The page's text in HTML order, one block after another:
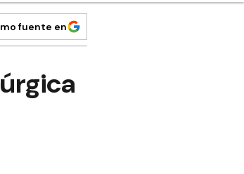
fuente en